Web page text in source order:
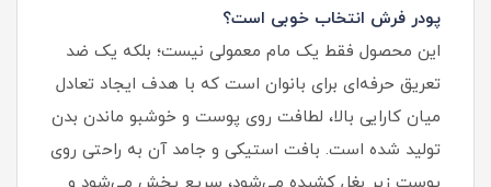
پودر فرش انتخاب خوبی است؟
این محصول فقط یک مام معمولی نیست؛ بلکه یک ضد
تعریق حرفه‌ای برای بانوان است که با هدف ایجاد تعادل
میان کارایی بالا، لطافت روی پوست و خوشبو ماندن بدن
تولید شده است. بافت استیکی و جامد آن به راحتی روی